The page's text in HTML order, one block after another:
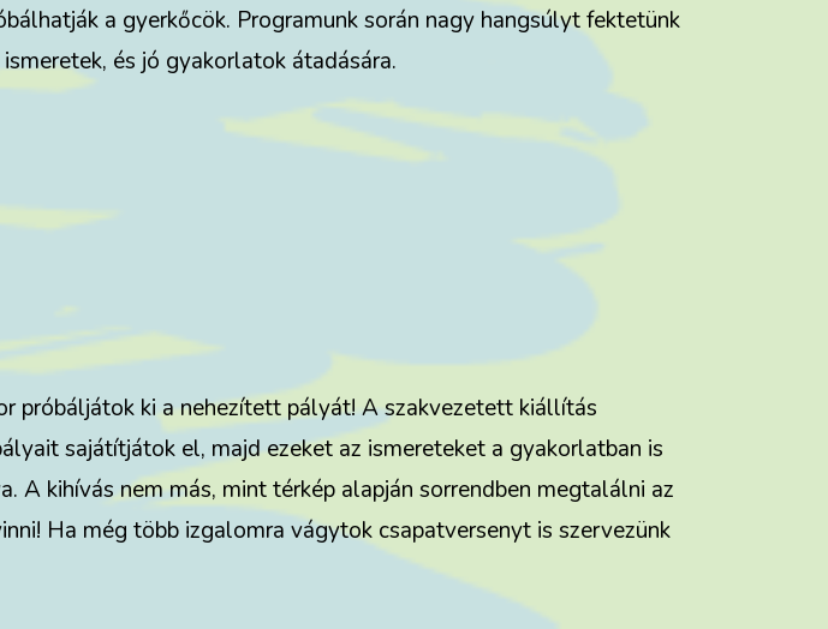
a gyerkőcök. Programunk során nagy hangsúlyt fektetünk
és jó gyakorlatok átadására.
próbáljátok ki a nehezített pályát! A szakvezetett kiállítás
sajátítjátok el, majd ezeket az ismereteket a gyakorlatban is
A kihívás nem más, mint térkép alapján sorrendben megtalálni az
Ha még több izgalomra vágytok csapatversenyt is szervezünk